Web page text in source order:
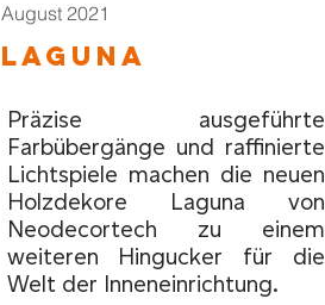
August 2021
Laguna
Präzise ausgeführte
Farbübergänge und raffinierte
Lichtspiele machen die neuen
Holzdekore Laguna von
Neodecortech zu einem
weiteren Hingucker für die
Welt der Inneneinrichtung.